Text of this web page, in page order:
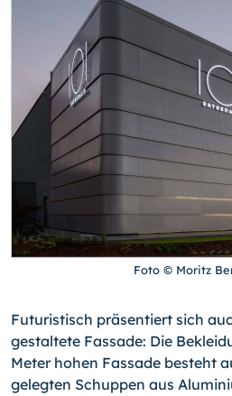
Foto © Moritz
Futuristisch präsentiert sich
gestaltete Fassade: Die
Meter hohen Fassade besteht
gelegten Schuppen aus